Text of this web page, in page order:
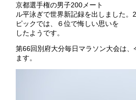
京都選手権の男子200メート
ル平泳ぎで世界新記録を出しました。
ピックでは、６位で悔しい思いを
したようです。
第66回別府大分毎日マラソン大会は
ます。